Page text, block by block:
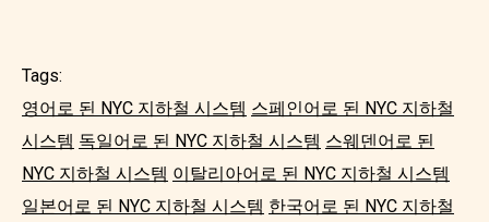
Tags:
영어로 된 NYC 지하철 시스템 스페인어로 된 NYC 지하철
시스템 독일어로 된 NYC 지하철 시스템 스웨덴어로 된
NYC 지하철 시스템 이탈리아어로 된 NYC 지하철 시스템
일본어로 된 NYC 지하철 시스템 한국어로 된 NYC 지하철